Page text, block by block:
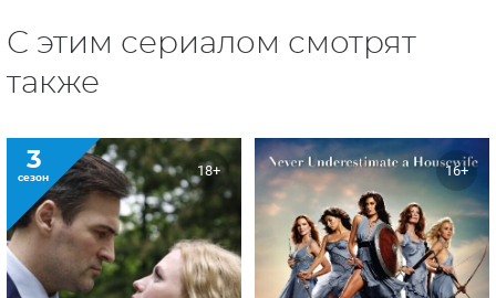
С этим сериалом смотрят
также
3
сезон 18+ 16+